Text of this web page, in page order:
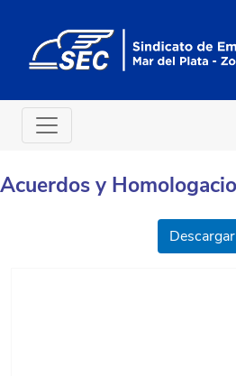
Acuerdos y
Descargar